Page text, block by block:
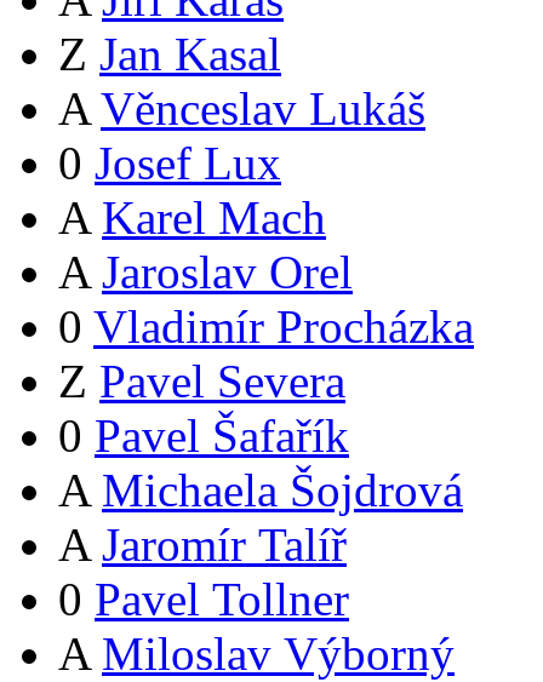
Z Jan Kasal
A Věnceslav Lukáš
0 Josef Lux
A Karel Mach
A Jaroslav Orel
0 Vladimír Procházka
Z Pavel Severa
0 Pavel Šafařík
A Michaela Šojdrová
A Jaromír Talíř
0 Pavel Tollner
A Miloslav Výborný